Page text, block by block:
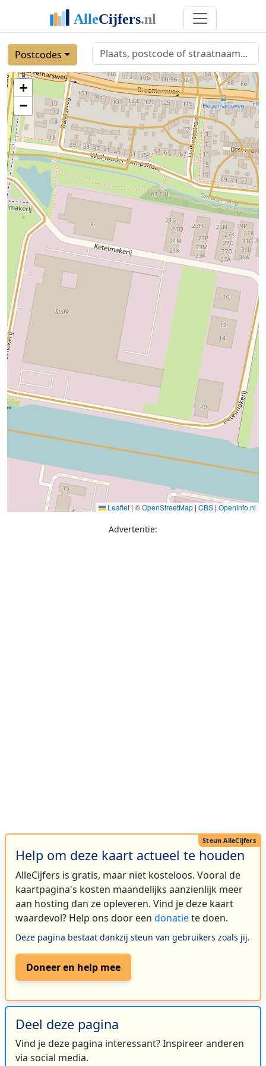
Postcodes
+
−
Leaflet | ©OpenStreetMap | CBS | OpenInfo.nl
Advertentie:
Help om deze kaart actueel te houden
AlleCijfers is gratis, maar niet kosteloos. Vooral de
kaartpagina's kosten maandelijks aanzienlijk meer
aan hosting dan ze opleveren. Vind je deze kaart
waardevol? Help ons door een donatiete doen.
Deze pagina bestaat dankzij steun van gebruikers zoals jij.
Doneer en help mee
Deel deze pagina
Vind je deze pagina interessant? Inspireer anderen
via social media.